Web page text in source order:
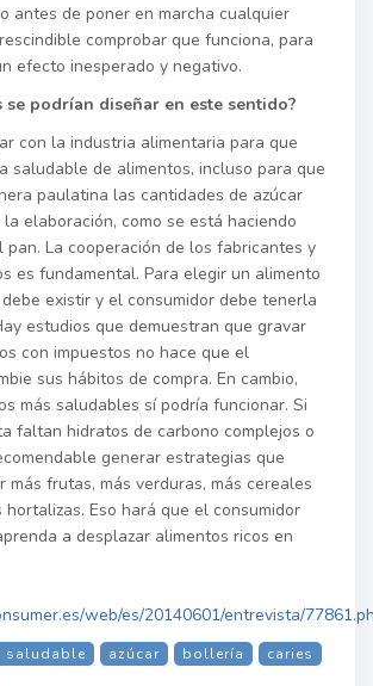
antes de poner en marcha cualquier
comprobar que funciona, para
efecto inesperado y negativo.
se podrían diseñar en este sentido?
con la industria alimentaria para que
saludable de alimentos, incluso para que
paulatina las cantidades de azúcar
elaboración, como se está haciendo
pan. La cooperación de los fabricantes y
es fundamental. Para elegir un alimento
existir y el consumidor debe tenerla
estudios que demuestran que gravar
con impuestos no hace que el
sus hábitos de compra. En cambio,
más saludables sí podría funcionar. Si
faltan hidratos de carbono complejos o
generar estrategias que
más frutas, más verduras, más cereales
hortalizas. Eso hará que el consumidor
a desplazar alimentos ricos en
web/es/20140601/entrevista/
saludable azúcar bollería
caries